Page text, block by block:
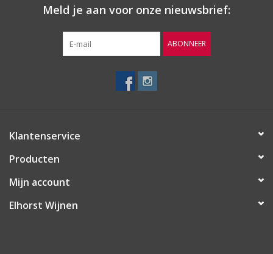
WijnberichtenMeld je aan voor onze nieuwsbrief:
ABONNEER
Klantenservice
Producten
Mijn account
Elhorst Wijnen